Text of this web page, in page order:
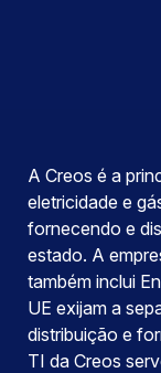
A Creos é a
eletricidade e
fornecendo e
estado. A
também inclui
UE exijam a
distribuição e
TI da Creos